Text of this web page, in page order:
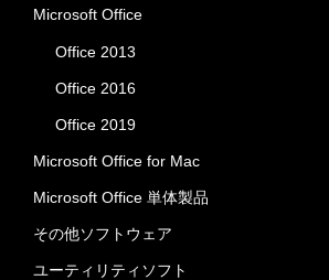
Microsoft Office
Office 2013
Office 2016
Office 2019
Microsoft Office for Mac
Microsoft Office 単体製品
その他ソフトウェア
ユーティリティソフト